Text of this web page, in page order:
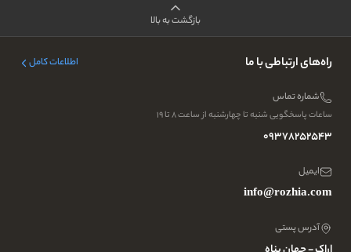
بازگشت به بالا
راه‌های ارتباطی با ما اطلاعات کامل
شماره تماس
ساعات پاسخگویی شنبه تا چهارشنبه از ساعت ۸ تا ۱۹
09378252543
ایمیل
info@rozhia.com
آدرس پستی